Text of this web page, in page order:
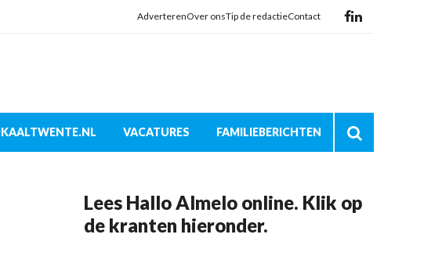
AdverterenOver onsTip de redactieContact
VACATURES FAMILIEBERICHTEN
Lees Hallo Almelo online. Klik op
de kranten hieronder.